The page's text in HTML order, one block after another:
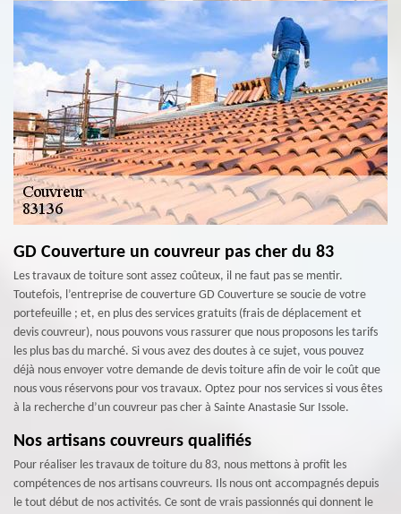
GD Couverture un couvreur pas cher du 83
Les travaux de toiture sont assez coûteux, il ne faut pas se mentir.
Toutefois, l’entreprise de couverture GD Couverture se soucie de votre
portefeuille ; et, en plus des services gratuits (frais de déplacement et
devis couvreur), nous pouvons vous rassurer que nous proposons les tarifs
les plus bas du marché. Si vous avez des doutes à ce sujet, vous pouvez
déjà nous envoyer votre demande de devis toiture afin de voir le coût que
nous vous réservons pour vos travaux. Optez pour nos services si vous êtes
à la recherche d’un couvreur pas cher à Sainte Anastasie Sur Issole.
Nos artisans couvreurs qualifiés
Pour réaliser les travaux de toiture du 83, nous mettons à profit les
compétences de nos artisans couvreurs. Ils nous ont accompagnés depuis
le tout début de nos activités. Ce sont de vrais passionnés qui donnent le